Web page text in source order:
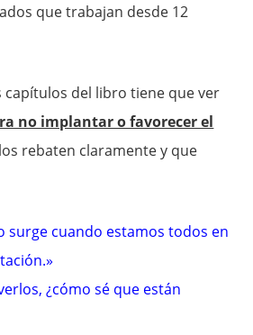
que trabajan desde 12
capítulos del libro tiene que ver
no implantar o favorecer el
rebaten claramente y que
surge cuando estamos todos en
¿cómo sé que están